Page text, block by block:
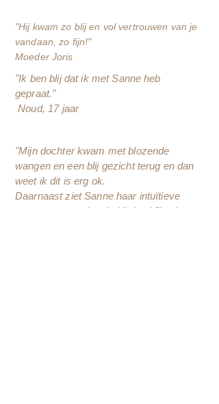
"Hijkwam zo blij en vol vertrouwen van je
vandaan, zo fijn!"
Moeder Joris
​​"Ik ben blij dat ik met Sanne heb
gepraat."
Noud, 17 jaar
"Mijn dochter kwam met blozende
wangen en een blij gezicht terug en dan
weet ik dit is erg ok.
Daarnaast ziet Sanne haar intuïtieve
vermogens en dat vind ik heel fijn als